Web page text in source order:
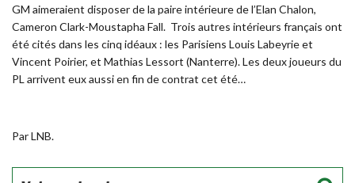
GM aimeraient disposer de la paire intérieure de l’Elan Chalon,
Cameron Clark-Moustapha Fall. Trois autres intérieurs français ont
été cités dans les cinq idéaux : les Parisiens Louis Labeyrie et
Vincent Poirier, et Mathias Lessort (Nanterre). Les deux joueurs du
PL arrivent eux aussi en fin de contrat cet été…
Par LNB.